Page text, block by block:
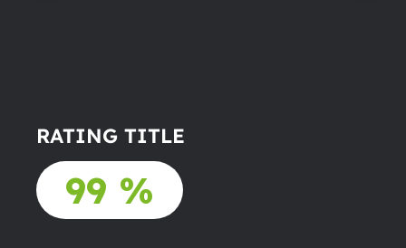
RATING TITLE
99 %